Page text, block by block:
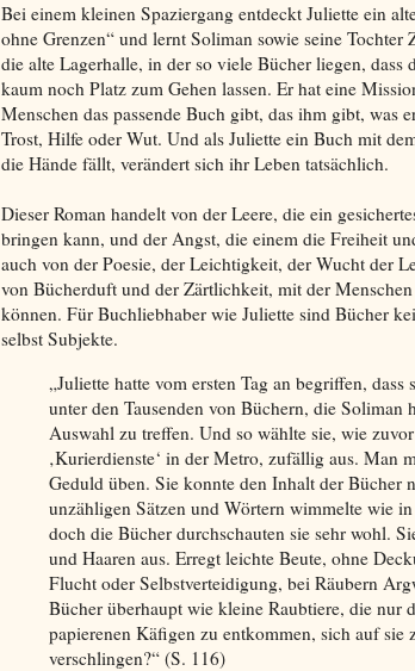
Bei einem kleinen Spaziergang entdeckt Juliette ein
ohne Grenzen“ und lernt Soliman sowie seine Tochter
die alte Lagerhalle, in der so viele Bücher liegen, dass
kaum noch Platz zum Gehen lassen. Er hat eine
Menschen das passende Buch gibt, das ihm gibt, was
Trost, Hilfe oder Wut. Und als Juliette ein Buch mit
die Hände fällt, verändert sich ihr Leben tatsächlich.
Dieser Roman handelt von der Leere, die ein
bringen kann, und der Angst, die einem die Freiheit
auch von der Poesie, der Leichtigkeit, der Wucht der
von Bücherduft und der Zärtlichkeit, mit der
können. Für Buchliebhaber wie Juliette sind Bücher
selbst Subjekte.
„Juliette hatte vom ersten Tag an begriffen, dass
unter den Tausenden von Büchern, die Soliman
Auswahl zu treffen. Und so wählte sie, wie
‚Kurierdienste‘ in der Metro, zufällig aus. Man
Geduld üben. Sie konnte den Inhalt der Bücher
unzähligen Sätzen und Wörtern wimmelte wie
doch die Bücher durchschauten sie sehr wohl.
und Haaren aus. Erregt leichte Beute, ohne
Flucht oder Selbstverteidigung, bei Räubern
Bücher überhaupt wie kleine Raubtiere, die nur
papierenen Käfigen zu entkommen, sich auf sie
verschlingen?“ (S. 116)